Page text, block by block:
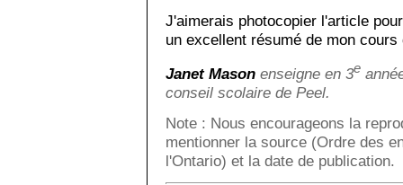
J'aimerais photocopier l'article
un excellent résumé de mon
Janet Mason enseigne en 3e
conseil scolaire de Peel.
Note : Nous encourageons la
mentionner la source (Ordre des
l'Ontario) et la date de publication.